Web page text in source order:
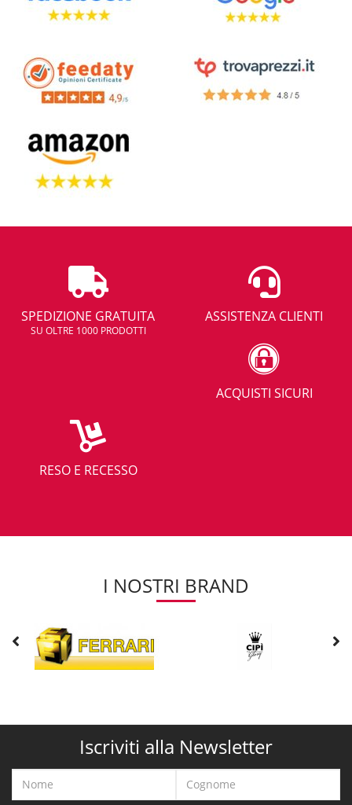
SPEDIZIONE GRATUITA
SU OLTRE 1000 PRODOTTI
ASSISTENZA CLIENTI
ACQUISTI SICURI
RESO E RECESSO
I NOSTRI BRAND
Iscriviti alla Newsletter